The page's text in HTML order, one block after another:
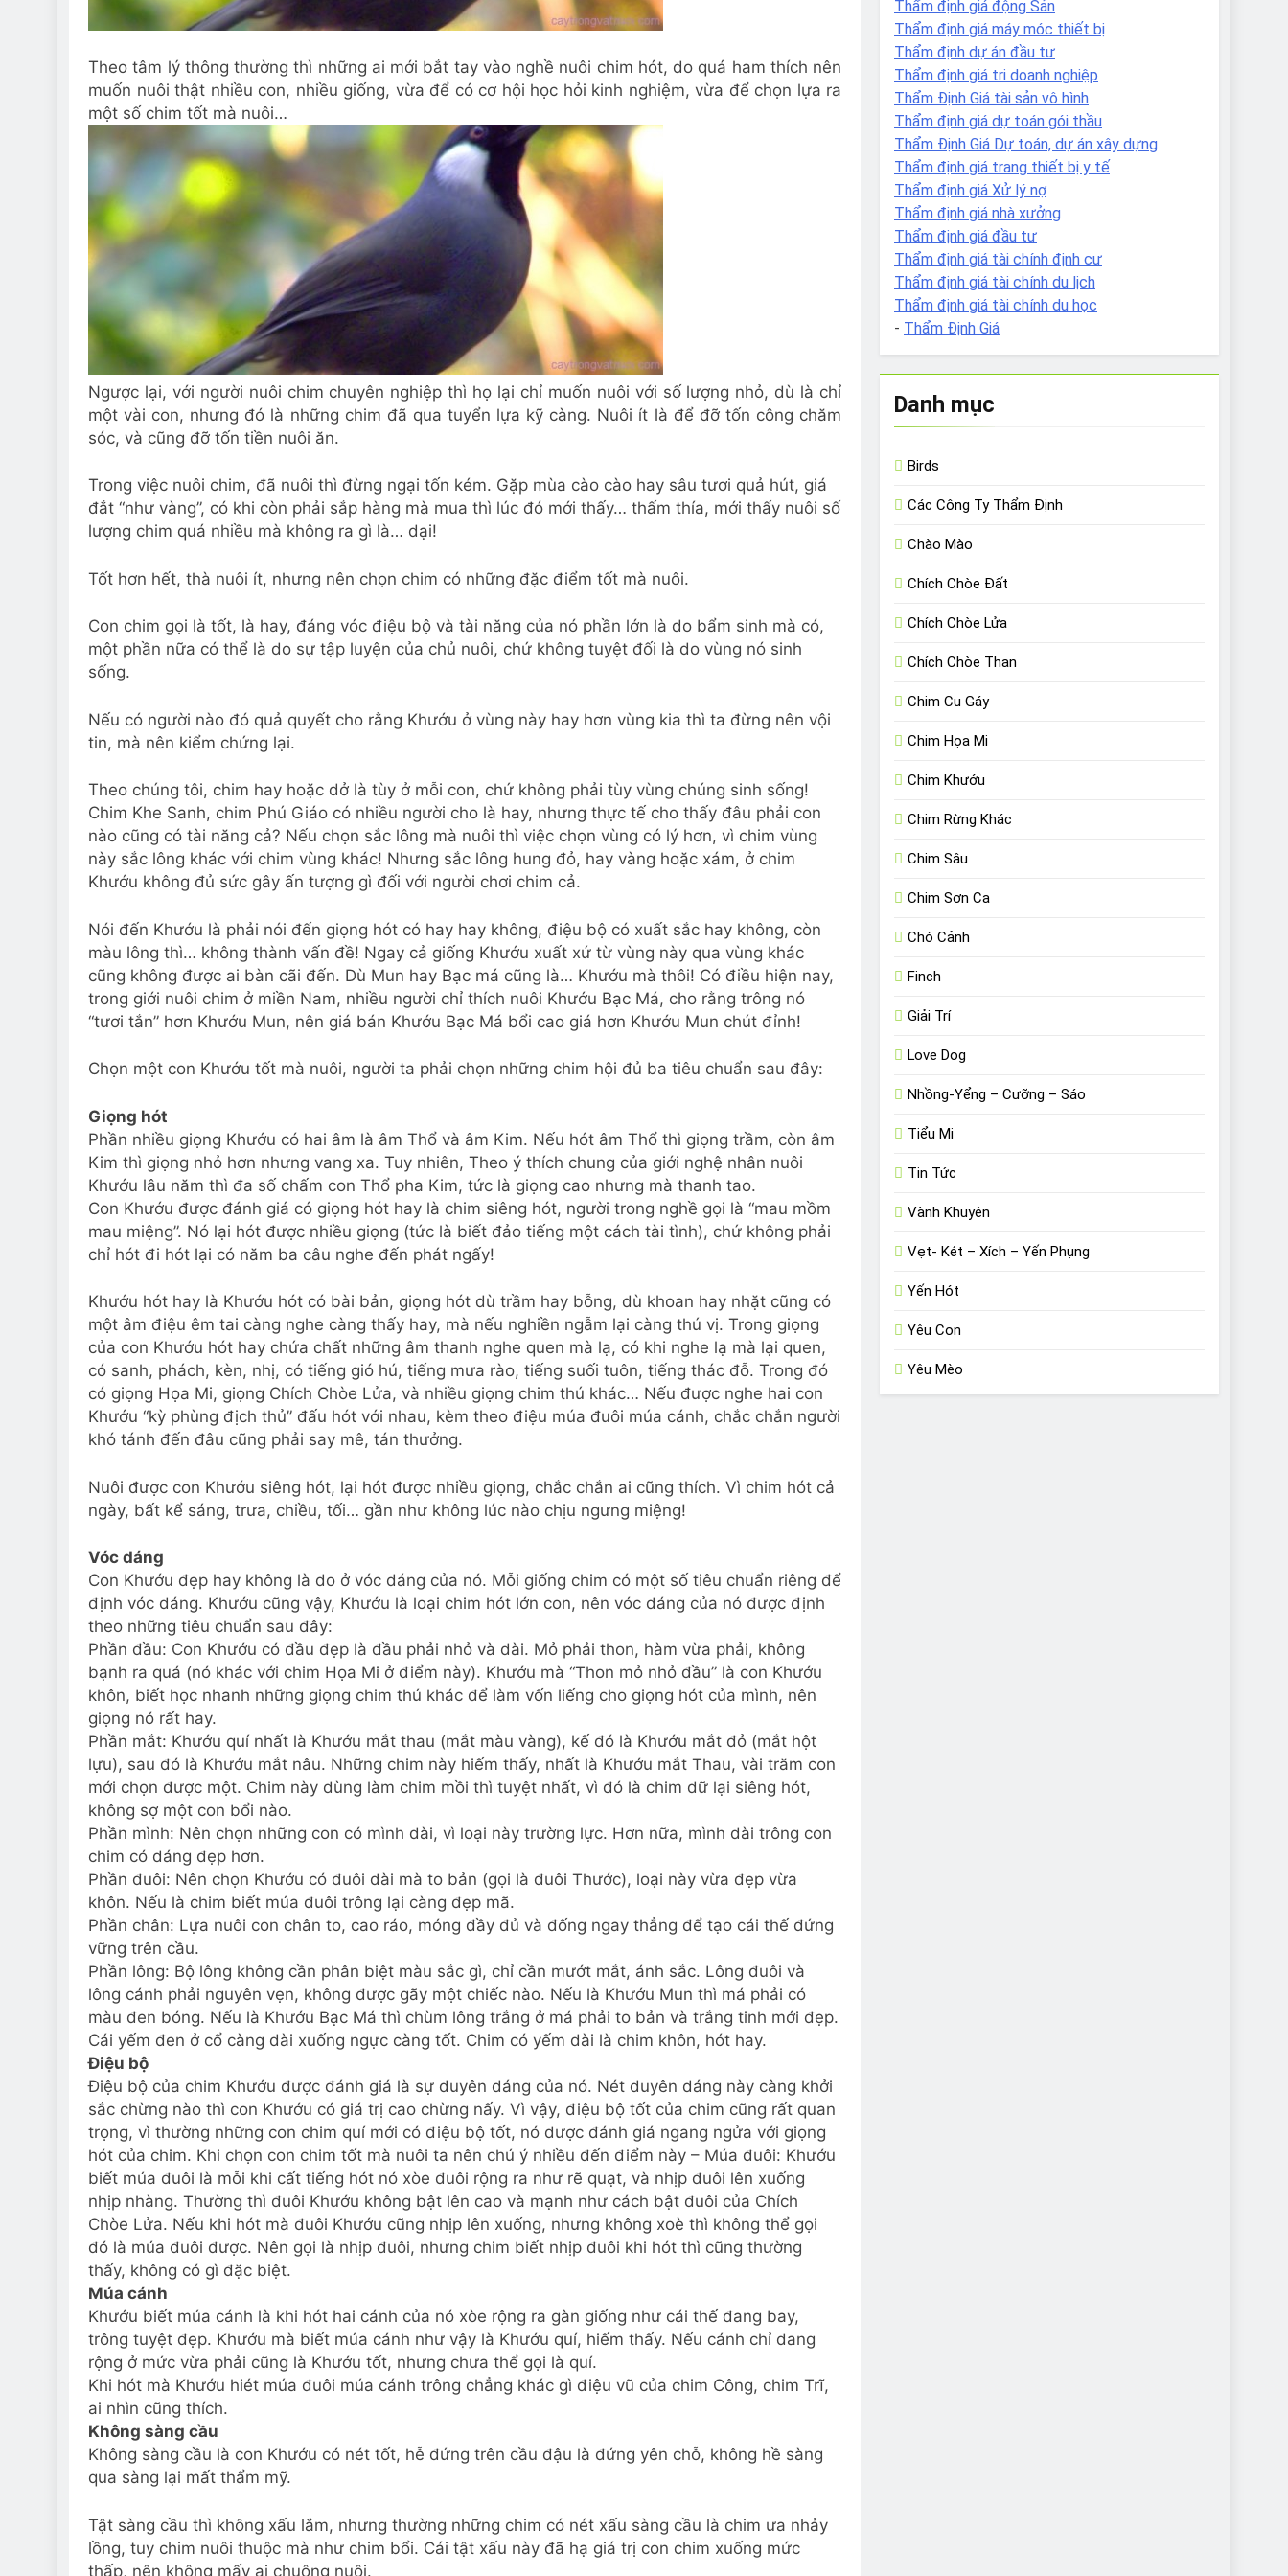
Theo tâm lý thông thường thì những ai mới bắt tay vào nghề nuôi chim hót, do quá ham thích nên
muốn nuôi thật nhiều con, nhiều giống, vừa để có cơ hội học hỏi kinh nghiệm, vừa để chọn lựa ra
một số chim tốt mà nuôi…
Ngược lại, với người nuôi chim chuyên nghiệp thì họ lại chỉ muốn nuôi với số lượng nhỏ, dù là chỉ
một vài con, nhưng đó là những chim đã qua tuyển lựa kỹ càng. Nuôi ít là để đỡ tốn công chăm
sóc, và cũng đỡ tốn tiền nuôi ăn.
Trong việc nuôi chim, đã nuôi thì đừng ngại tốn kém. Gặp mùa cào cào hay sâu tươi quả hút, giá
đắt “như vàng”, có khi còn phải sắp hàng mà mua thì lúc đó mới thấy… thấm thía, mới thấy nuôi số
lượng chim quá nhiều mà không ra gì là… dại!
Tốt hơn hết, thà nuôi ít, nhưng nên chọn chim có những đặc điểm tốt mà nuôi.
Con chim gọi là tốt, là hay, đáng vóc điệu bộ và tài năng của nó phần lớn là do bẩm sinh mà có,
một phần nữa có thể là do sự tập luyện của chủ nuôi, chứ không tuyệt đối là do vùng nó sinh
sống.
Nếu có người nào đó quả quyết cho rằng Khướu ở vùng này hay hơn vùng kia thì ta đừng nên vội
tin, mà nên kiểm chứng lại.
Theo chúng tôi, chim hay hoặc dở là tùy ở mỗi con, chứ không phải tùy vùng chúng sinh sống!
Chim Khe Sanh, chim Phú Giáo có nhiều người cho là hay, nhưng thực tế cho thấy đâu phải con
nào cũng có tài năng cả? Nếu chọn sắc lông mà nuôi thì việc chọn vùng có lý hơn, vì chim vùng
này sắc lông khác với chim vùng khác! Nhưng sắc lông hung đỏ, hay vàng hoặc xám, ở chim
Khướu không đủ sức gây ấn tượng gì đối với người chơi chim cả.
Nói đến Khướu là phải nói đến giọng hót có hay hay không, điệu bộ có xuất sắc hay không, còn
màu lông thì… không thành vấn đề! Ngay cả giống Khướu xuất xứ từ vùng này qua vùng khác
cũng không được ai bàn cãi đến. Dù Mun hay Bạc má cũng là… Khướu mà thôi! Có điều hiện nay,
trong giới nuôi chim ở miền Nam, nhiều người chỉ thích nuôi Khướu Bạc Má, cho rằng trông nó
“tươi tắn” hơn Khướu Mun, nên giá bán Khướu Bạc Má bổi cao giá hơn Khướu Mun chút đỉnh!
Chọn một con Khướu tốt mà nuôi, người ta phải chọn những chim hội đủ ba tiêu chuẩn sau đây:
Giọng hót
Phần nhiều giọng Khướu có hai âm là âm Thổ và âm Kim. Nếu hót âm Thổ thì giọng trầm, còn âm
Kim thì giọng nhỏ hơn nhưng vang xa. Tuy nhiên, Theo ý thích chung của giới nghệ nhân nuôi
Khướu lâu năm thì đa số chấm con Thổ pha Kim, tức là giọng cao nhưng mà thanh tao.
Con Khướu được đánh giá có giọng hót hay là chim siêng hót, người trong nghề gọi là “mau mồm
mau miệng”. Nó lại hót được nhiều giọng (tức là biết đảo tiếng một cách tài tình), chứ không phải
chỉ hót đi hót lại có năm ba câu nghe đến phát ngấy!
Khướu hót hay là Khướu hót có bài bản, giọng hót dù trầm hay bỗng, dù khoan hay nhặt cũng có
một âm điệu êm tai càng nghe càng thấy hay, mà nếu nghiền ngẫm lại càng thú vị. Trong giọng
của con Khướu hót hay chứa chất những âm thanh nghe quen mà lạ, có khi nghe lạ mà lại quen,
có sanh, phách, kèn, nhị, có tiếng gió hú, tiếng mưa rào, tiếng suối tuôn, tiếng thác đỗ. Trong đó
có giọng Họa Mi, giọng Chích Chòe Lửa, và nhiều giọng chim thú khác… Nếu được nghe hai con
Khướu “kỳ phùng địch thủ” đấu hót với nhau, kèm theo điệu múa đuôi múa cánh, chắc chắn người
khó tánh đến đâu cũng phải say mê, tán thưởng.
Nuôi được con Khướu siêng hót, lại hót được nhiều giọng, chắc chắn ai cũng thích. Vì chim hót cả
ngày, bất kể sáng, trưa, chiều, tối… gần như không lúc nào chịu ngưng miệng!
Vóc dáng
Con Khướu đẹp hay không là do ở vóc dáng của nó. Mỗi giống chim có một số tiêu chuẩn riêng để
định vóc dáng. Khướu cũng vậy, Khướu là loại chim hót lớn con, nên vóc dáng của nó được định
theo những tiêu chuẩn sau đây:
Phần đầu: Con Khướu có đầu đẹp là đầu phải nhỏ và dài. Mỏ phải thon, hàm vừa phải, không
bạnh ra quá (nó khác với chim Họa Mi ở điểm này). Khướu mà “Thon mỏ nhỏ đầu” là con Khướu
khôn, biết học nhanh những giọng chim thú khác để làm vốn liếng cho giọng hót của mình, nên
giọng nó rất hay.
Phần mắt: Khướu quí nhất là Khướu mắt thau (mắt màu vàng), kế đó là Khướu mắt đỏ (mắt hột
lựu), sau đó là Khướu mắt nâu. Những chim này hiếm thấy, nhất là Khướu mắt Thau, vài trăm con
mới chọn được một. Chim này dùng làm chim mồi thì tuyệt nhất, vì đó là chim dữ lại siêng hót,
không sợ một con bổi nào.
Phần mình: Nên chọn những con có mình dài, vì loại này trường lực. Hơn nữa, mình dài trông con
chim có dáng đẹp hơn.
Phần đuôi: Nên chọn Khướu có đuôi dài mà to bản (gọi là đuôi Thước), loại này vừa đẹp vừa
khôn. Nếu là chim biết múa đuôi trông lại càng đẹp mã.
Phần chân: Lựa nuôi con chân to, cao ráo, móng đầy đủ và đống ngay thẳng để tạo cái thế đứng
vững trên cầu.
Phần lông: Bộ lông không cần phân biệt màu sắc gì, chỉ cần mướt mắt, ánh sắc. Lông đuôi và
lông cánh phải nguyên vẹn, không được gãy một chiếc nào. Nếu là Khướu Mun thì má phải có
màu đen bóng. Nếu là Khướu Bạc Má thì chùm lông trắng ở má phải to bản và trắng tinh mới đẹp.
Cái yếm đen ở cổ càng dài xuống ngực càng tốt. Chim có yếm dài là chim khôn, hót hay.
Điệu bộ
Điệu bộ của chim Khướu được đánh giá là sự duyên dáng của nó. Nét duyên dáng này càng khởi
sắc chừng nào thì con Khướu có giá trị cao chừng nấy. Vì vậy, điệu bộ tốt của chim cũng rất quan
trọng, vì thường những con chim quí mới có điệu bộ tốt, nó dược đánh giá ngang ngửa với giọng
hót của chim. Khi chọn con chim tốt mà nuôi ta nên chú ý nhiều đến điểm này – Múa đuôi: Khướu
biết múa đuôi là mỗi khi cất tiếng hót nó xòe đuôi rộng ra như rẽ quạt, và nhịp đuôi lên xuống
nhịp nhàng. Thường thì đuôi Khướu không bật lên cao và mạnh như cách bật đuôi của Chích
Chòe Lửa. Nếu khi hót mà đuôi Khướu cũng nhịp lên xuống, nhưng không xoè thì không thể gọi
đó là múa đuôi được. Nên gọi là nhịp đuôi, nhưng chim biết nhịp đuôi khi hót thì cũng thường
thấy, không có gì đặc biệt.
Múa cánh
Khướu biết múa cánh là khi hót hai cánh của nó xòe rộng ra gàn giống như cái thế đang bay,
trông tuyệt đẹp. Khướu mà biết múa cánh như vậy là Khướu quí, hiếm thấy. Nếu cánh chỉ dang
rộng ở mức vừa phải cũng là Khướu tốt, nhưng chưa thể gọi là quí.
Khi hót mà Khướu hiét múa đuôi múa cánh trông chẳng khác gì điệu vũ của chim Công, chim Trĩ,
ai nhìn cũng thích.
Không sàng cầu
Không sàng cầu là con Khướu có nét tốt, hễ đứng trên cầu đậu là đứng yên chỗ, không hề sàng
qua sàng lại mất thẩm mỹ.
Tật sàng cầu thì không xấu lắm, nhưng thường những chim có nét xấu sàng cầu là chim ưa nhảy
lồng, tuy chim nuôi thuộc mà như chim bổi. Cái tật xấu này đã hạ giá trị con chim xuống mức
thấp, nên không mấy ai chuộng nuôi.
Thẩm định giá động Sản
Thẩm định giá máy móc thiết bị
Thẩm định dự án đầu tư
Thẩm định giá tri doanh nghiệp
Thẩm Định Giá tài sản vô hình
Thẩm định giá dự toán gói thầu
Thẩm Định Giá Dự toán, dự án xây dựng
Thẩm định giá trang thiết bị y tế
Thẩm định giá Xử lý nợ
Thẩm định giá nhà xưởng
Thẩm định giá đầu tư
Thẩm định giá tài chính định cư
Thẩm định giá tài chính du lịch
Thẩm định giá tài chính du học
- Thẩm Định Giá
Danh mục
Birds
Các Công Ty Thẩm Định
Chào Mào
Chích Chòe Đất
Chích Chòe Lửa
Chích Chòe Than
Chim Cu Gáy
Chim Họa Mi
Chim Khướu
Chim Rừng Khác
Chim Sâu
Chim Sơn Ca
Chó Cảnh
Finch
Giải Trí
Love Dog
Nhồng-Yểng – Cưỡng – Sáo
Tiểu Mi
Tin Tức
Vành Khuyên
Vẹt- Két – Xích – Yến Phụng
Yến Hót
Yêu Con
Yêu Mèo